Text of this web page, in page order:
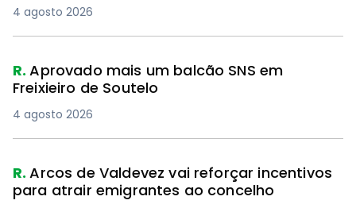
4 agosto 2026
R.Aprovado mais um balcão SNS em
Freixieiro de Soutelo
4 agosto 2026
R.Arcos de Valdevez vai reforçar incentivos
para atrair emigrantes ao concelho